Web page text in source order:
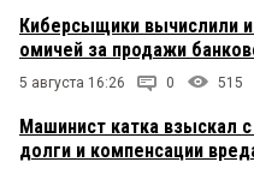
Киберсыщики вычислили
омичей за продажи
5 августа 16:26 0 515
Машинист катка взыскал
долги и компенсации